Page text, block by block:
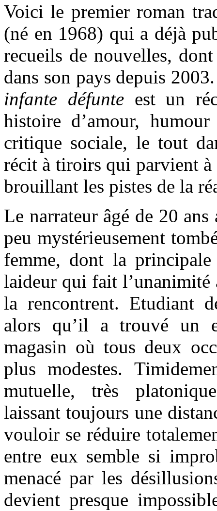
Voici le premier roman
(né en 1968) qui a déjà
recueils de nouvelles,
dans son pays depuis
infante défunteest un
histoire d’amour,
critique sociale, le tout
récit à tiroirs qui parvient à
brouillant les pistes de la
Le narrateur âgé de 20
peu mystérieusement
femme, dont la principale
laideur qui fait l’unanimité
la rencontrent. Etudiant
alors qu’il a trouvé un
magasin où tous deux
plus modestes.
mutuelle, très
laissant toujours une
vouloir se réduire
entre eux semble si
menacé par les
devient presque